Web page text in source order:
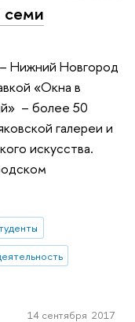
Нижний Новгород
«Окна в
– более 50
галереи и
искусства.
14 сентября 2017